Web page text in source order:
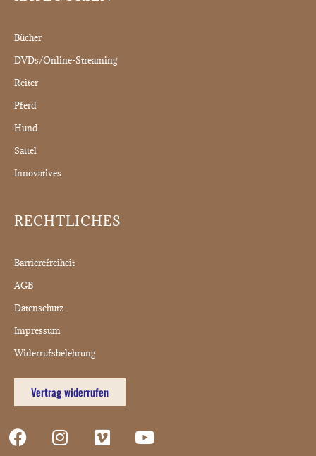
Bücher
DVDs/Online-Streaming
Reiter
Pferd
Hund
Sattel
Innovatives
RECHTLICHES
Barrierefreiheit
AGB
Datenschutz
Impressum
Widerrufsbelehrung
Vertrag widerrufen